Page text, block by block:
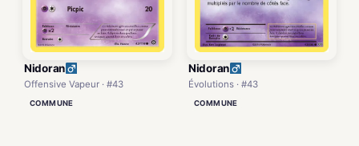
Nidoran
Offensive Vapeur · #43
COMMUNE
Nidoran
Évolutions · #43
COMMUNE